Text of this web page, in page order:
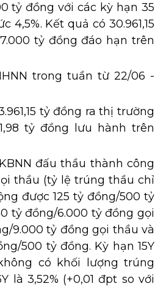
tỷ đồng với các kỳ hạn 35
Kết quả có 30.961,15
tỷ đồng đáo hạn trên
trong tuần từ 22/06 -
tỷ đồng ra thị trường
tỷ đồng lưu hành trên
đấu thầu thành công
thầu (tỷ lệ trúng thầu chỉ
được 125 tỷ đồng/500 tỷ
tỷ đồng/6.000 tỷ đồng gọi
9.000 tỷ đồng gọi thầu và
500 tỷ đồng. Kỳ hạn 15Y
có khối lượng trúng
là 3,52% (+0,01 đpt so với